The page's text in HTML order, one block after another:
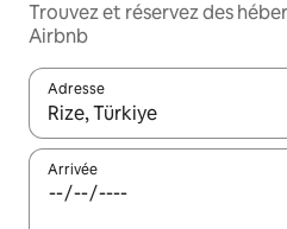
Trouvez et réservez des
Airbnb
Adresse
Lorsque les résultats
Arrivée